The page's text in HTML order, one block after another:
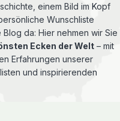
einem Bild im Kopf
Wunschliste
da: Hier nehmen wir Sie
Ecken der Welt – mit
Erfahrungen unserer
und inspirierenden